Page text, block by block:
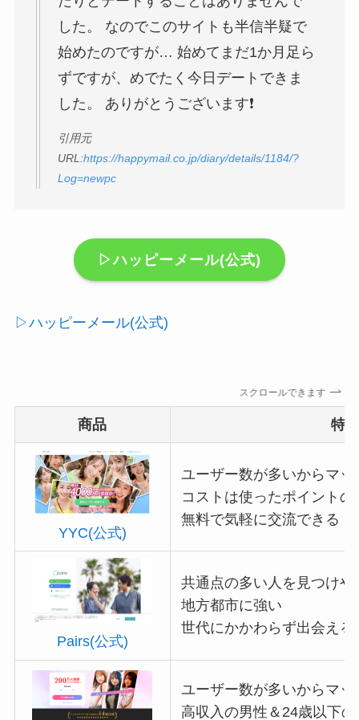
した。 なのでこのサイトも半信半疑で
始めたのですが… 始めてまだ1か月足ら
ずですが、めでたく今日デートできま
した。 ありがとうございます❗
引用元
URL:https://happymail.co.jp/diary/details/1184/?
Log=newpc
▷ハッピーメール(公式)
▷ハッピーメール(公式)
スクロールできます
商品 特
YYC(公式)
ユーザー数が多いからマ
コストは使ったポイントの
無料で気軽に交流できる
Pairs(公式)
共通点の多い人を見つけや
地方都市に強い
世代にかかわらず出会える
ユーザー数が多いからマ
高収入の男性＆24歳以下